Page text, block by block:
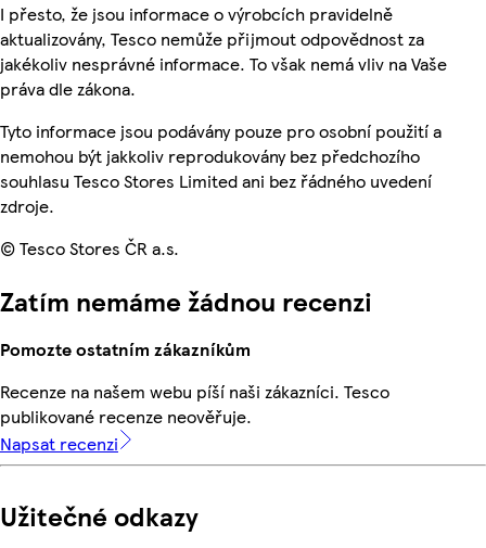
I přesto, že jsou informace o výrobcích pravidelně
aktualizovány, Tesco nemůže přijmout odpovědnost za
jakékoliv nesprávné informace. To však nemá vliv na Vaše
práva dle zákona.
Tyto informace jsou podávány pouze pro osobní použití a
nemohou být jakkoliv reprodukovány bez předchozího
souhlasu Tesco Stores Limited ani bez řádného uvedení
zdroje.
© Tesco Stores ČR a.s.
Zatím nemáme žádnou recenzi
Pomozte ostatním zákazníkům
Recenze na našem webu píší naši zákazníci. Tesco
publikované recenze neověřuje.
Napsat recenzi
Užitečné odkazy